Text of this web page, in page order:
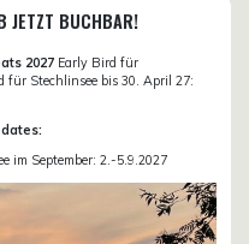
JETZT BUCHBAR!
2027 Early Bird für
für Stechlinsee bis 30. April 27:
dates:
im September: 2.-5.9.2027